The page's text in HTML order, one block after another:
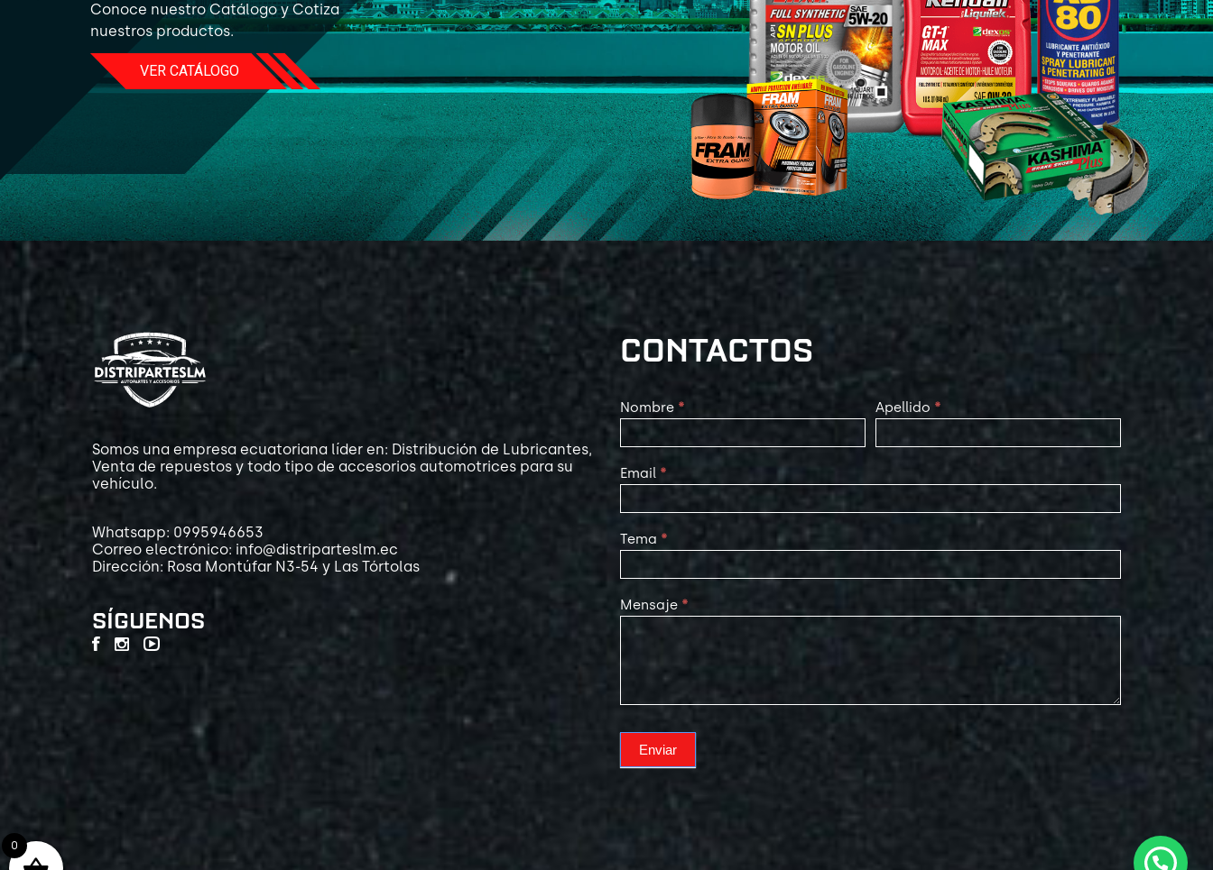
Conoce nuestro Catálogo y Cotiza
nuestros productos.
VER CATÁLOGO
Somos una empresa ecuatoriana líder en: Distribución de Lubricantes,
Venta de repuestos y todo tipo de accesorios automotrices para su
vehículo.
Whatsapp: 0995946653
Correo electrónico: info@distriparteslm.ec
Dirección: Rosa Montúfar N3-54 y Las Tórtolas
SÍGUENOS
CONTACTOS
Contact
Us
Nombre * Apellido *
Email *
Tema *
Mensaje *
Enviar
0